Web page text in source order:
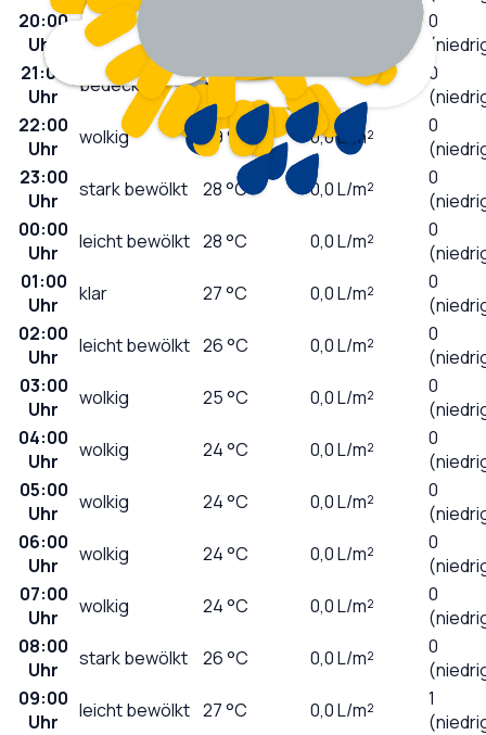
20:00
Uhr
wolkig
0
21:00
Uhr
bedeckt 30°C 0,0L/m²
0
22:00
Uhr
wolkig 29°C 0,0L/m²
0
23:00
Uhr
stark bewölkt 28°C 0,0L/m²
0
00:00
Uhr
leicht bewölkt 28°C 0,0L/m²
0
01:00
Uhr
klar 27°C 0,0L/m²
0
02:00
Uhr
leicht bewölkt 26°C 0,0L/m²
0
03:00
Uhr
wolkig 25°C 0,0L/m²
0
04:00
Uhr
wolkig 24°C 0,0L/m²
0
05:00
Uhr
wolkig 24°C 0,0L/m²
0
06:00
Uhr
wolkig 24°C 0,0L/m²
0
07:00
Uhr
wolkig 24°C 0,0L/m²
0
08:00
Uhr
stark bewölkt 26°C 0,0L/m²
0
09:00
Uhr
leicht bewölkt 27°C 0,0L/m²
1